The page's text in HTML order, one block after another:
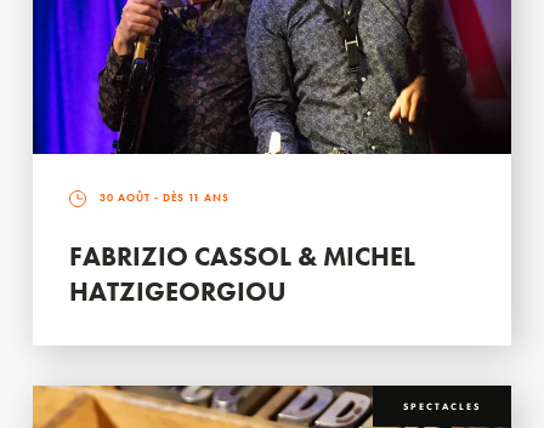
30 AOÛT - DÈS 11 ANS
FABRIZIO CASSOL & MICHEL
HATZIGEORGIOU
SPECTACLES